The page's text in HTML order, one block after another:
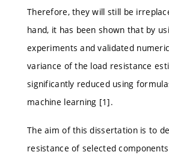
Therefore, they will still be
hand, it has been shown that by
experiments and validated
variance of the load resistance
significantly reduced using
machine learning [1].
The aim of this dissertation is to
resistance of selected